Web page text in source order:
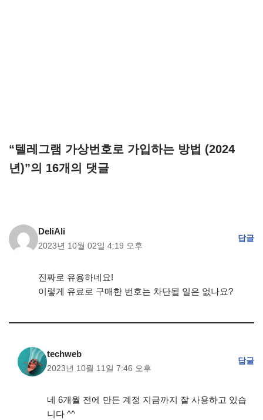
“텔레그램 가상번호로 가입하는 방법 (2024
년)”의 16개의 댓글
DeliAli
2023년 10월 02일 4:19 오후
답글
진짜로 유용하네요!
이렇게 유료로 구매한 번호는 차단될 일은 없나요?
techweb
2023년 10월 11일 7:46 오후
답글
네 6개월 전에 만든 계정 지금까지 잘 사용하고 있습
니다 ^^